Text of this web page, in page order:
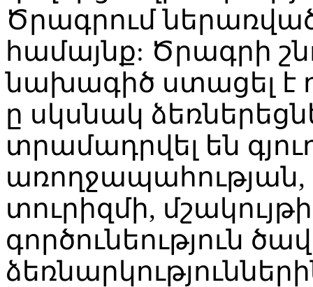
Ծրագրում ներառված
համայնք: Ծրագրի
նախագիծ ստացել է
ը սկսնակ
տրամադրվել են
տուրիզմի,
գործունեություն